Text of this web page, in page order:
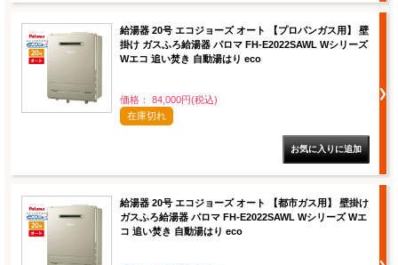
給湯器 20号 エコジョーズ オート 【プロパンガス用】 壁
掛け ガスふろ給湯器 パロマ FH-E2022SAWL Wシリーズ
Wエコ 追い焚き 自動湯はり eco
価格： 84,000円(税込)
在庫切れ
給湯器 20号 エコジョーズ オート 【都市ガス用】 壁掛け
ガスふろ給湯器 パロマ FH-E2022SAWL Wシリーズ Wエ
コ 追い焚き 自動湯はり eco